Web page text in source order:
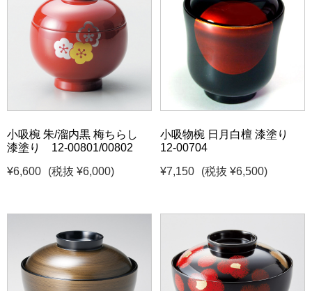
小吸椀 朱/溜内黒 梅ちらし
漆塗り 12-00801/00802
¥6,600
(税抜 ¥6,000)
小吸物椀 日月白檀 漆塗り
12-00704
¥7,150
(税抜 ¥6,500)